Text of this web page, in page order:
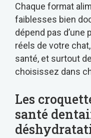
Chaque format
faiblesses bien
dépend pas
réels de votre
santé, et surtout
choisissez dans
Les
santé